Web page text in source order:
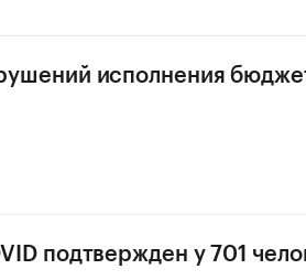
исполнения
подтвержден у 701